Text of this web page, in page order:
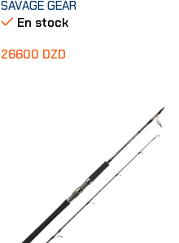
SAVAGE GEAR
En stock
26600 DZD